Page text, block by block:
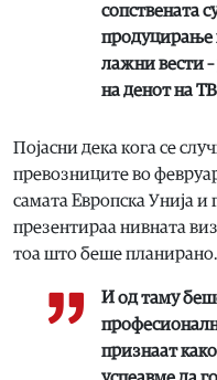
сопствената
продуцирање
лажни вести
на денот на
Појасни дека кога се
превозниците во
самата Европска Унија и
презентираа нивната
тоа што беше планирано.
И од таму
признаат